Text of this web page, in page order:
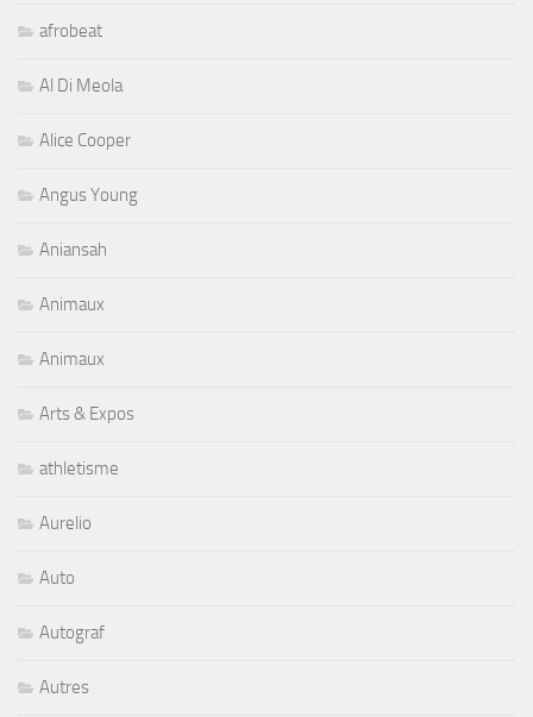
afrobeat
Al Di Meola
Alice Cooper
Angus Young
Aniansah
Animaux
Animaux
Arts & Expos
athletisme
Aurelio
Auto
Autograf
Autres